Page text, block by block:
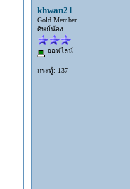
khwan21
Gold Member
ศิษย์น้อง
ออฟไลน์
กระทู้: 137